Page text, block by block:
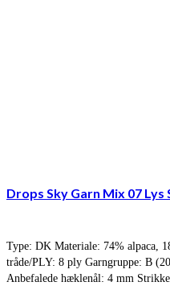
Drops Sky Garn Mix 07 Lys
Type: DK Materiale: 74% alpaca,
tråde/PLY: 8 ply Garngruppe: B
Anbefalede hæklenål: 4 mm